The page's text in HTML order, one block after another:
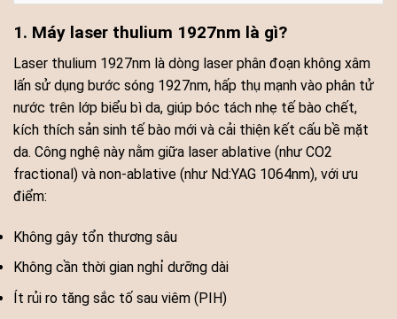
1. Máy laser thulium 1927nm là gì?
Laser thulium 1927nm là dòng laser phân đoạn không xâm
lấn sử dụng bước sóng 1927nm, hấp thụ mạnh vào phân tử
nước trên lớp biểu bì da, giúp bóc tách nhẹ tế bào chết,
kích thích sản sinh tế bào mới và cải thiện kết cấu bề mặt
da. Công nghệ này nằm giữa laser ablative (như CO2
fractional) và non-ablative (như Nd:YAG 1064nm), với ưu
điểm:
Không gây tổn thương sâu
Không cần thời gian nghỉ dưỡng dài
Ít rủi ro tăng sắc tố sau viêm (PIH)